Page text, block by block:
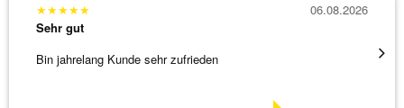
★★★★★
Sehr gut
Bin jahrelang Kunde sehr zufrieden
06.08.2026